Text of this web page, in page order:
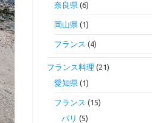
奈良県(6)
岡山県(1)
フランス (4)
フランス料理 (21)
愛知県(1)
フランス (15)
パリ (5)